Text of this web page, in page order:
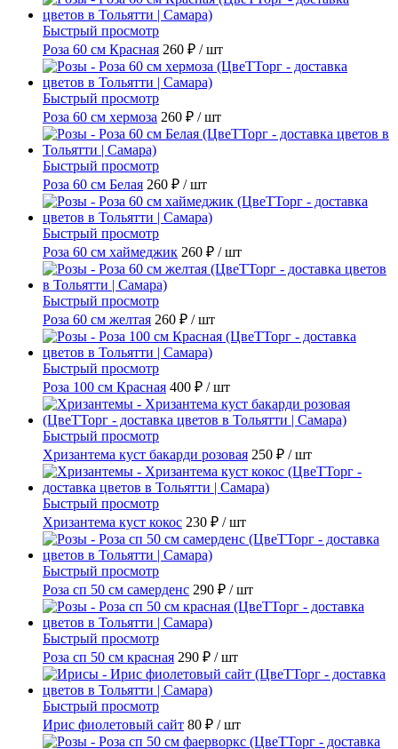
Быстрый просмотр
Роза 60 см Красная 260 ₽ / шт
Быстрый просмотр
Роза 60 см хермоза 260 ₽ / шт
Быстрый просмотр
Роза 60 см Белая 260 ₽ / шт
Быстрый просмотр
Роза 60 см хаймеджик 260 ₽ / шт
Быстрый просмотр
Роза 60 см желтая 260 ₽ / шт
Быстрый просмотр
Роза 100 см Красная 400 ₽ / шт
Быстрый просмотр
Хризантема куст бакарди розовая 250 ₽ / шт
Быстрый просмотр
Хризантема куст кокос 230 ₽ / шт
Быстрый просмотр
Роза сп 50 см самерденс 290 ₽ / шт
Быстрый просмотр
Роза сп 50 см красная 290 ₽ / шт
Быстрый просмотр
Ирис фиолетовый сайт 80 ₽ / шт